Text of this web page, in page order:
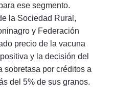
ese segmento.
la Sociedad Rural,
y Federación
precio de la vacuna
y la decisión del
sobretasa por créditos a
del 5% de sus granos.